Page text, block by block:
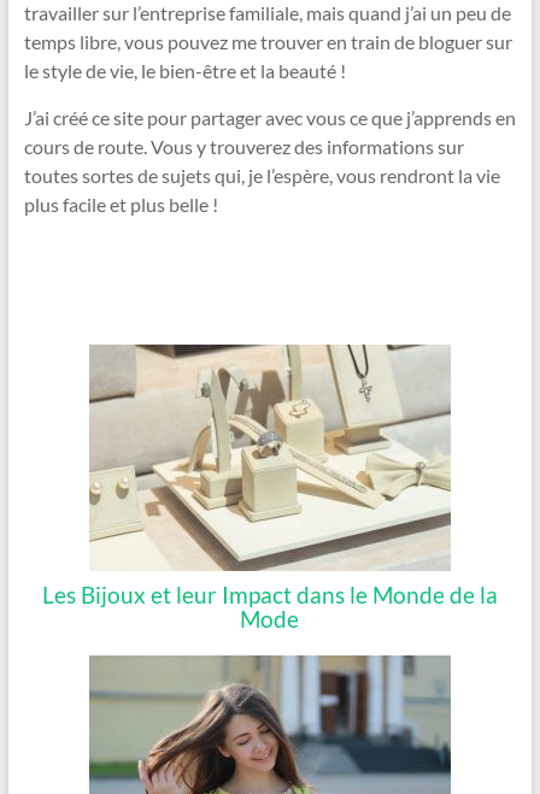
travailler sur l’entreprise familiale, mais quand j’ai un peu de
temps libre, vous pouvez me trouver en train de bloguer sur
le style de vie, le bien-être et la beauté !
J’ai créé ce site pour partager avec vous ce que j’apprends en
cours de route. Vous y trouverez des informations sur
toutes sortes de sujets qui, je l’espère, vous rendront la vie
plus facile et plus belle !
Les Bijoux et leur Impact dans le Monde de la
Mode